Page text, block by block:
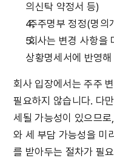
의신탁 약정서 등)
주주명부 정정(명의
회사는 변경 사항을 다음해 3월 31일까지 주식 등 변동
상황명세서에 반영
회사 입장에서는 주주
필요하지 않습니다. 다
세될 가능성이 있으므
와 세 부담 가능성을 미
를 받아두는 절차가 필